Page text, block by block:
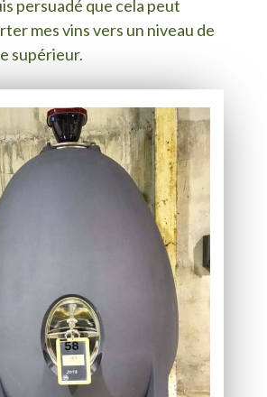
persuadé que cela peut
mes vins vers un niveau de
supérieur.